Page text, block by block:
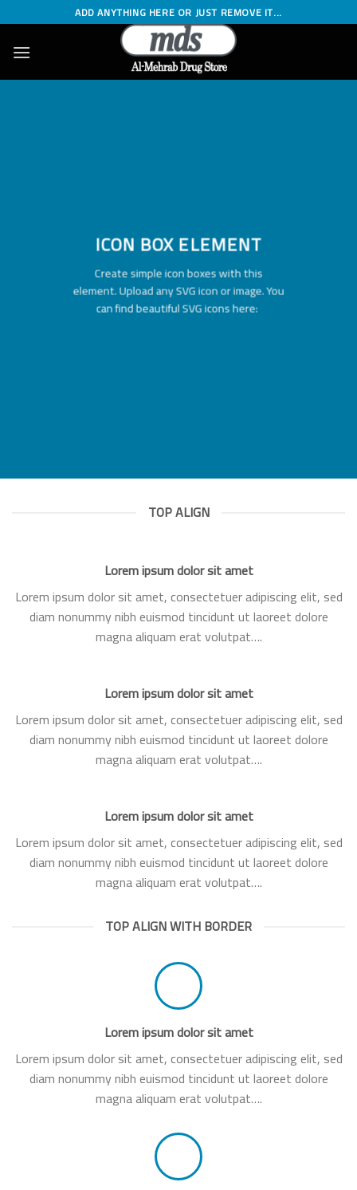
to
content
ADD ANYTHING HERE OR JUST REMOVE IT...
ICON BOX ELEMENT
Create simple icon boxes with this
element. Upload any SVG icon or image. You
can find beautiful SVG icons here:
TOP ALIGN
Lorem ipsum dolor sit amet
Lorem ipsum dolor sit amet, consectetuer adipiscing elit, sed
diam nonummy nibh euismod tincidunt ut laoreet dolore
magna aliquam erat volutpat….
Lorem ipsum dolor sit amet
Lorem ipsum dolor sit amet, consectetuer adipiscing elit, sed
diam nonummy nibh euismod tincidunt ut laoreet dolore
magna aliquam erat volutpat….
Lorem ipsum dolor sit amet
Lorem ipsum dolor sit amet, consectetuer adipiscing elit, sed
diam nonummy nibh euismod tincidunt ut laoreet dolore
magna aliquam erat volutpat….
TOP ALIGN WITH BORDER
Lorem ipsum dolor sit amet
Lorem ipsum dolor sit amet, consectetuer adipiscing elit, sed
diam nonummy nibh euismod tincidunt ut laoreet dolore
magna aliquam erat volutpat….